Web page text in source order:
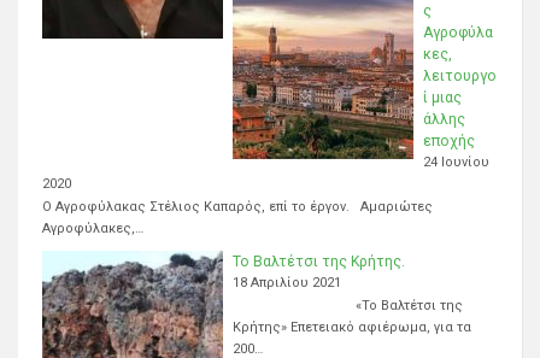
ς
Αγροφύλα
κες,
λειτουργο
ί μιας
άλλης
εποχής
24 Ιουνίου
2020
Ο Αγροφύλακας Στέλιος Καπαρός, επί το έργον. Αμαριώτες
Αγροφύλακες,…
Το Βαλτέτσι της Κρήτης.
18 Απριλίου 2021
«Το Βαλτέτσι της
Κρήτης» Επετειακό αφιέρωμα, για τα
200…